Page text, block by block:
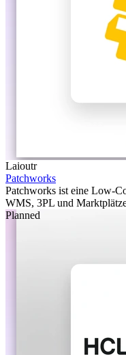
Laioutr
Patchworks
Patchworks ist eine Low-
WMS, 3PL und
Planned